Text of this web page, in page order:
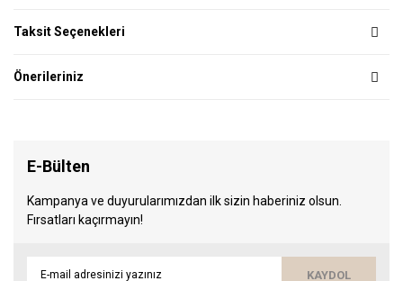
Taksit Seçenekleri
Önerileriniz
E-Bülten
Kampanya ve duyurularımızdan ilk sizin haberiniz olsun.
Fırsatları kaçırmayın!
KAYDOL